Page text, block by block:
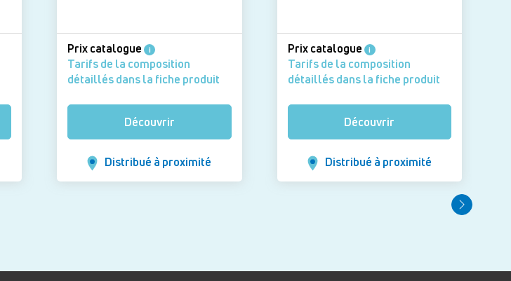
Prix catalogue i
Tarifs de la composition
détaillés dans la fiche produit
Découvrir
Distribué à proximité
Prix catalogue i
Tarifs de la composition
détaillés dans la fiche produit
Découvrir
Distribué à proximité